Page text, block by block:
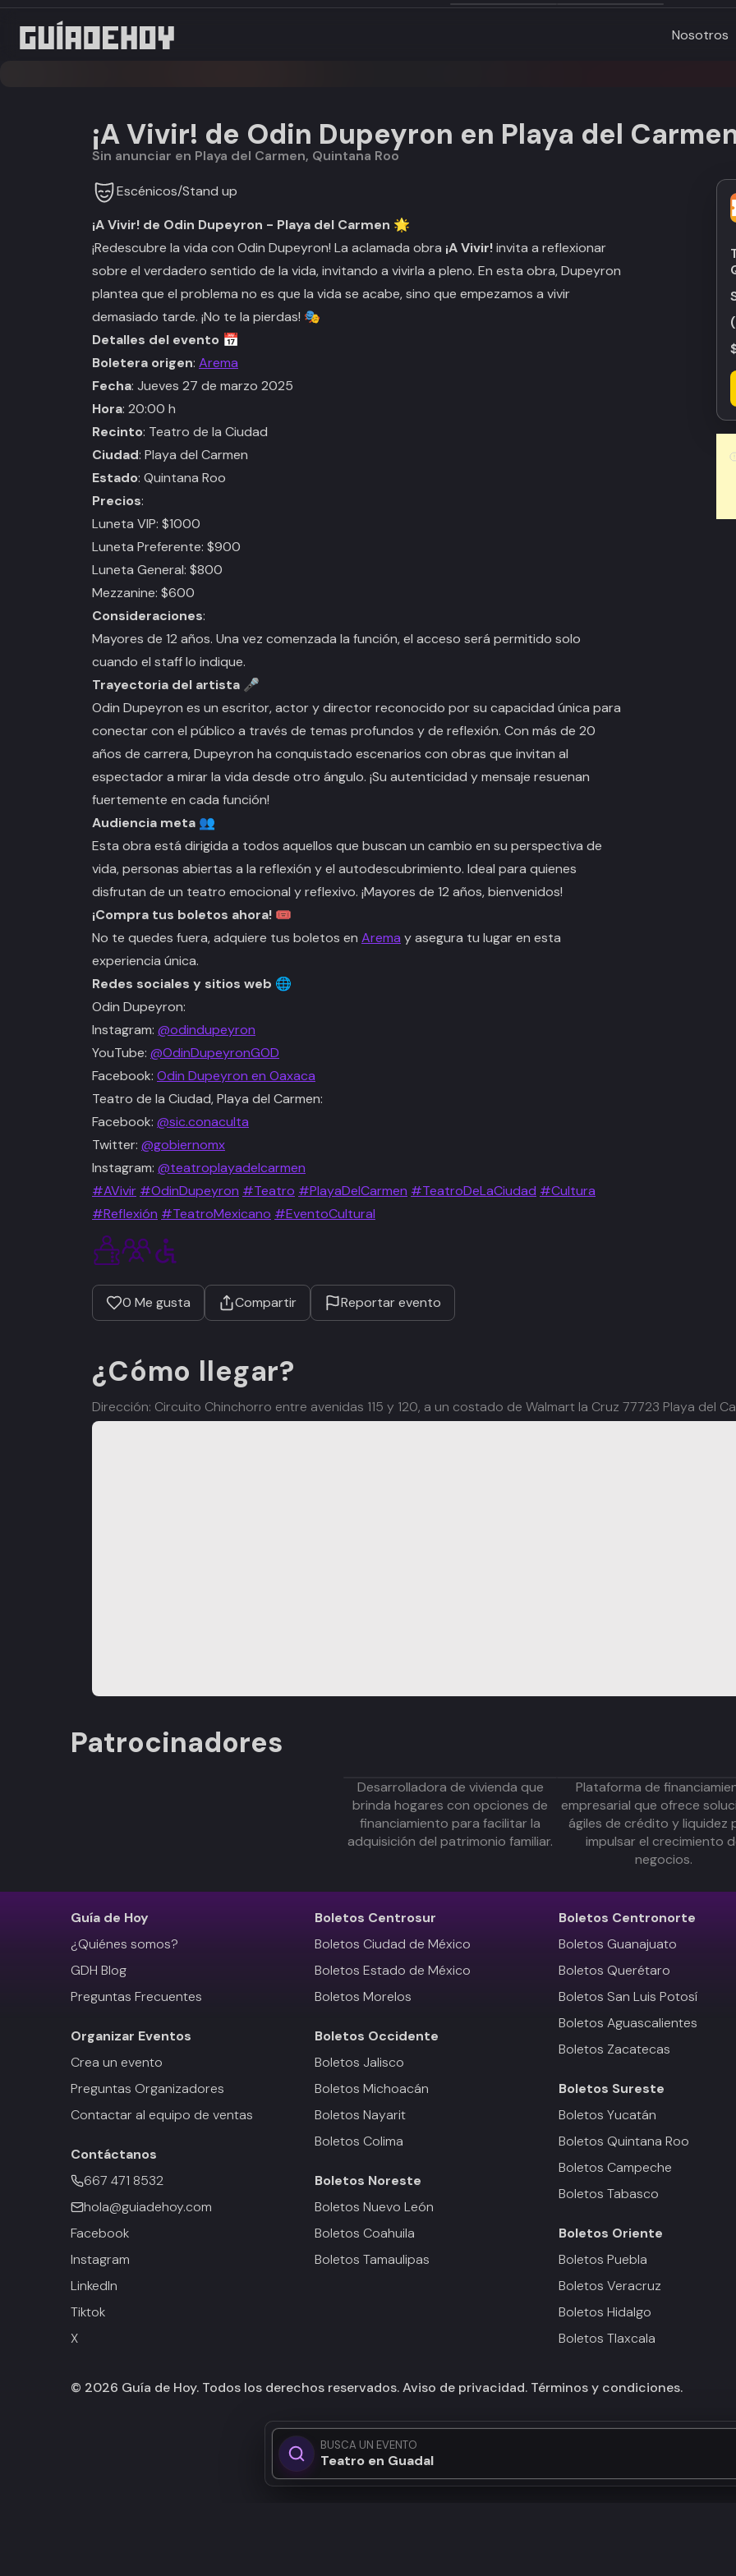
Nosotros
BUSCA UN EVENTO
Teatro en Guadalajara...
¡A Vivir! de Odin Dupeyron en Playa del
Sin anunciar en Playa del Carmen, Quintana Roo
Escénicos/Stand up
¡A Vivir! de Odin Dupeyron - Playa del Carmen 🌟
¡Redescubre la vida con Odin Dupeyron! La aclamada obra ¡A Vivir!invita a reflexionar
sobre el verdadero sentido de la vida, invitando a vivirla a pleno. En esta obra, Dupeyron
plantea que el problema no es que la vida se acabe, sino que empezamos a vivir
demasiado tarde. ¡No te la pierdas! 🎭
Detalles del evento 📅
Boletera origen: Arema
Fecha: Jueves 27 de marzo 2025
Hora: 20:00 h
Recinto: Teatro de la Ciudad
Ciudad: Playa del Carmen
Estado: Quintana Roo
Precios:
Luneta VIP: $1000
Luneta Preferente: $900
Luneta General: $800
Mezzanine: $600
Consideraciones:
Mayores de 12 años. Una vez comenzada la función, el acceso será permitido solo
cuando el staff lo indique.
Trayectoria del artista 🎤
Odin Dupeyron es un escritor, actor y director reconocido por su capacidad única para
conectar con el público a través de temas profundos y de reflexión. Con más de 20
años de carrera, Dupeyron ha conquistado escenarios con obras que invitan al
espectador a mirar la vida desde otro ángulo. ¡Su autenticidad y mensaje resuenan
fuertemente en cada función!
Audiencia meta 👥
Esta obra está dirigida a todos aquellos que buscan un cambio en su perspectiva de
vida, personas abiertas a la reflexión y el autodescubrimiento. Ideal para quienes
disfrutan de un teatro emocional y reflexivo. ¡Mayores de 12 años, bienvenidos!
¡Compra tus boletos ahora! 🎟
No te quedes fuera, adquiere tus boletos en Arema y asegura tu lugar en esta
experiencia única.
Redes sociales y sitios web 🌐
Odin Dupeyron:
Instagram: @odindupeyron
YouTube: @OdinDupeyronGOD
Facebook: Odin Dupeyron en Oaxaca
Teatro de la Ciudad, Playa del Carmen:
Facebook: @sic.conaculta
Twitter: @gobiernomx
Instagram: @teatroplayadelcarmen
#AVivir #OdinDupeyron #Teatro #PlayaDelCarmen #TeatroDeLaCiudad #Cultura
#Reflexión #TeatroMexicano #EventoCultural
0 Me gusta Compartir Reportar evento
¿Cómo llegar?
Dirección: Circuito Chinchorro entre avenidas 115 y 120, a un costado de Walmart la Cruz 77723 Playa del
Patrocinadores
Desarrolladora de vivienda que
brinda hogares con opciones de
financiamiento para facilitar la
adquisición del patrimonio familiar.
Plataforma de
empresarial que ofrece
ágiles de crédito y liquidez
impulsar el crecimiento
negocios.
Guía de Hoy
¿Quiénes somos?
GDH Blog
Preguntas Frecuentes
Organizar Eventos
Crea un evento
Preguntas Organizadores
Contactar al equipo de ventas
Contáctanos
667 471 8532
hola@guiadehoy.com
Facebook
Instagram
LinkedIn
Tiktok
X
Boletos Centrosur
Boletos Ciudad de México
Boletos Estado de México
Boletos Morelos
Boletos Occidente
Boletos Jalisco
Boletos Michoacán
Boletos Nayarit
Boletos Colima
Boletos Noreste
Boletos Nuevo León
Boletos Coahuila
Boletos Tamaulipas
Boletos Centronorte
Boletos Guanajuato
Boletos Querétaro
Boletos San Luis Potosí
Boletos Aguascalientes
Boletos Zacatecas
Boletos Sureste
Boletos Yucatán
Boletos Quintana Roo
Boletos Campeche
Boletos Tabasco
Boletos Oriente
Boletos Puebla
Boletos Veracruz
Boletos Hidalgo
Boletos Tlaxcala
© 2026 Guía de Hoy. Todos los derechos reservados.Aviso de privacidad. Términos y condiciones.